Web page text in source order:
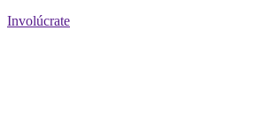
Involúcrate